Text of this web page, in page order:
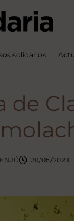
solidarios
de
20/05/2023